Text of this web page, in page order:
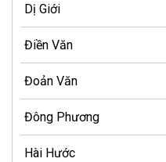
Dị Giới
Điền Văn
Đoản Văn
Đông Phương
Hài Hước